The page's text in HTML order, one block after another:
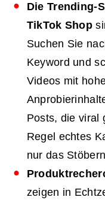
Die Trending-
TikTok Shop
Suchen Sie
Keyword und
Videos mit
Posts, die viral
Regel echtes
nur das
zeigen in